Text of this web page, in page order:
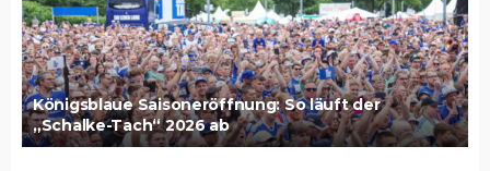
Königsblaue Saisoneröffnung: So läuft der
„Schalke-Tach“ 2026 ab